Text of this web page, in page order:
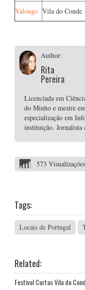
Valongo Vila do Conde
Author:
Rita
Pereira
Licenciada em
do Minho e mestre
especialização em
instituição. Jornalista
573 Visualizações
Tags:
Locais de Portugal
Related:
Festival Curtas Vila do